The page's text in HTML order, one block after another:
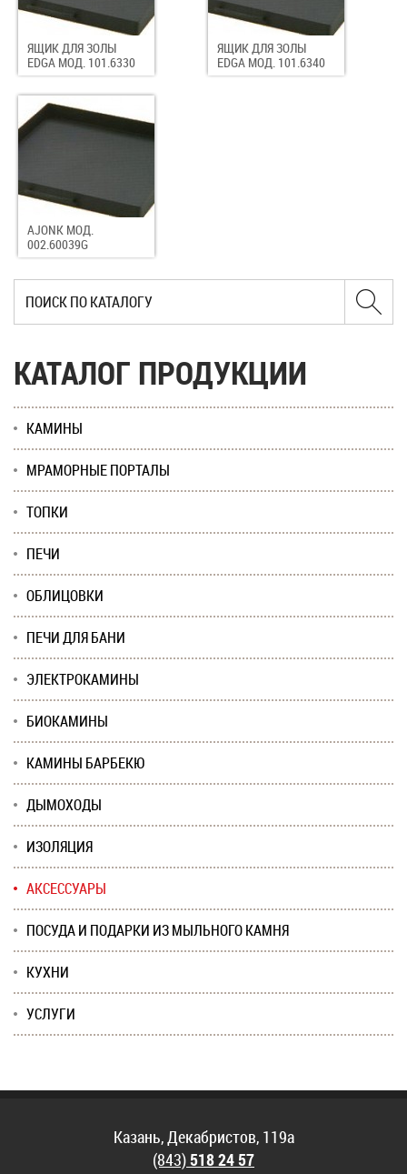
ЯЩИК ДЛЯ ЗОЛЫ
EDGA МОД. 101.6330
ЯЩИК ДЛЯ ЗОЛЫ
EDGA МОД. 101.6340
AJONK МОД.
002.60039G
КАТАЛОГ ПРОДУКЦИИ
КАМИНЫ
МРАМОРНЫЕ ПОРТАЛЫ
ТОПКИ
ПЕЧИ
ОБЛИЦОВКИ
ПЕЧИ ДЛЯ БАНИ
ЭЛЕКТРОКАМИНЫ
БИОКАМИНЫ
КАМИНЫ БАРБЕКЮ
ДЫМОХОДЫ
ИЗОЛЯЦИЯ
АКСЕССУАРЫ
ПОСУДА И ПОДАРКИ ИЗ МЫЛЬНОГО КАМНЯ
КУХНИ
УСЛУГИ
Казань, Декабристов, 119а
(843)518 24 57